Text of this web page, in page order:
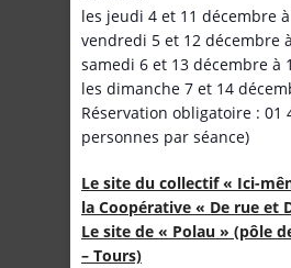
les jeudi 4 et 11 décembre
vendredi 5 et 12 décembre
samedi 6 et 13 décembre à
les dimanche 7 et 14
Réservation obligatoire : 01
personnes par séance)
Le site du collectif « Ici-
la Coopérative « De rue et
Le site de « Polau » (pôle
– Tours)